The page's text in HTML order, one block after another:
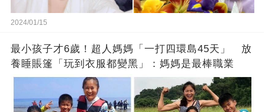
2024/01/15
最小孩子才6歲！超人媽媽「一打四環島45天」 放
養睡賬篷「玩到衣服都變黑」：媽媽是最棒職業